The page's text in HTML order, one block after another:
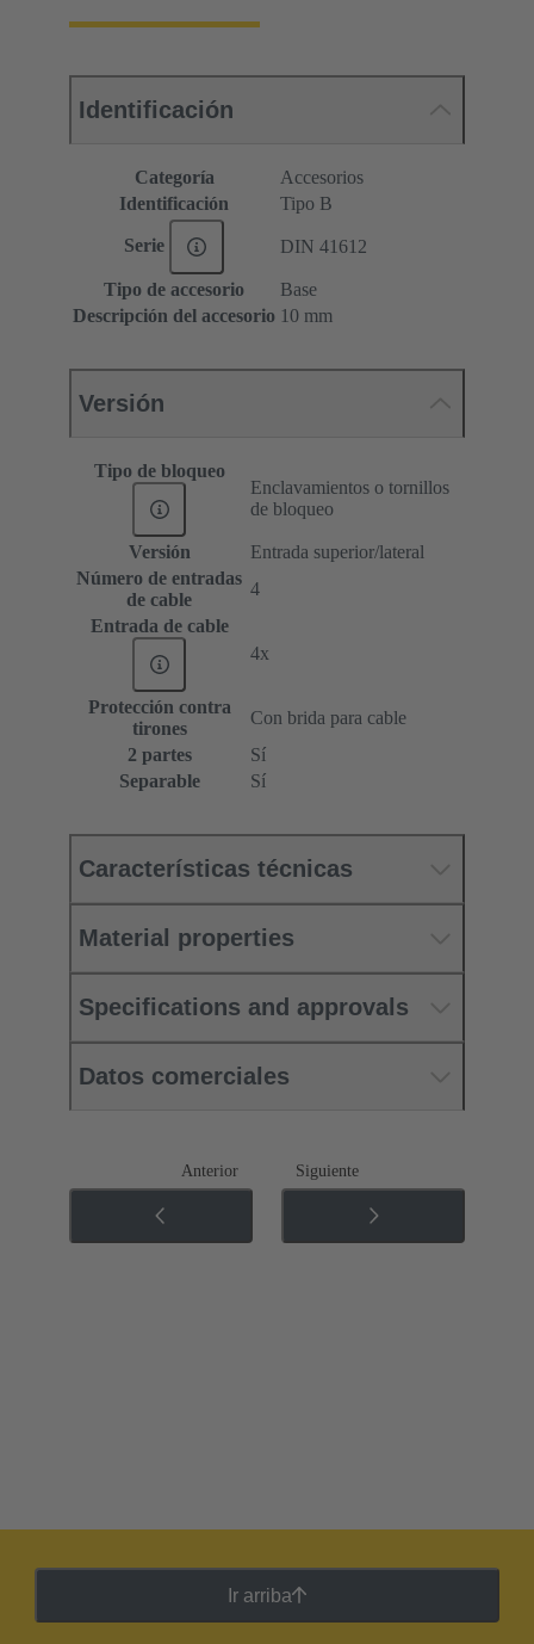
Identificación
Categoría
Accesorios
Identificación
Tipo B
Serie DIN 41612
Tipo de accesorio
Base
Descripción del accesorio 10 mm
Versión
Tipo de bloqueo
Enclavamientos o tornillos
de bloqueo
Versión
Entrada superior/lateral
Número de entradas
de cable
4
Entrada de cable
4x
Protección contra
tirones
Con brida para cable
2 partes
Sí
Separable
Sí
Características técnicas
Material properties
Specifications and approvals
Datos comerciales
Anterior Siguiente
Ir arriba